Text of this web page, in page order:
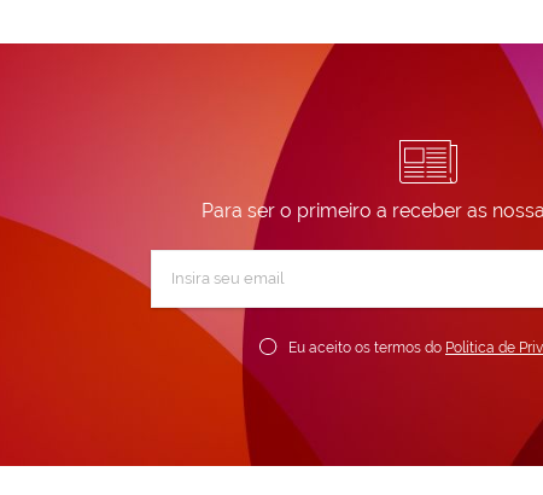
Para ser o primeiro a receber as
Newsletter:
Eu aceito os termos do Política de